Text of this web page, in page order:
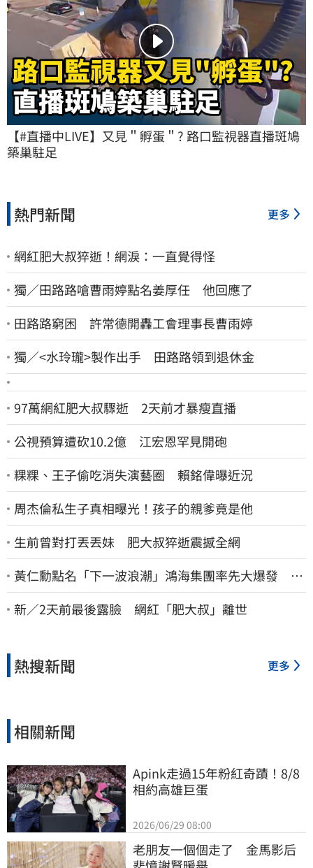
【#直播中LIVE】又見＂孵蛋＂? 路口監視器直播斑鳩
築巢駐足
熱門新聞 更多
網紅肥大叔猝逝！網淚：一直覺得怪
獨／田路路嗆曹雨婷點名姜厚任 他回應了
田路路窮困 許常德開轟工會理事長曹雨婷
獨／<水玲瓏>製作出手 田路路領到退休金
97萬網紅肥大叔驟逝 2天前才暴瘦直播
公視預算遭砍10.2億 江宏恩罕見開砲
粿粿、王子偷吃消失演藝圈 賴銘偉曝近況
周杰倫私生子真相曝光！孩子的親爹竟是他
生前曾對打丟丟妹 肥大叔猝逝震撼全網
黃仁勳點名「下一波浪潮」鴻海集團率先大爆發 台
股這族群全面噴出
新／2天前最後露臉 網紅「肥大叔」離世
熱搜新聞 更多
相關新聞
Apink走過15年粉紅奇蹟！8/8
相約高雄巨蛋
2026/06/29 08:00
老朋友一個個走了　金馬影后